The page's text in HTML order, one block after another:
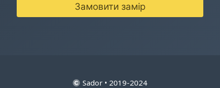
Замовити замір
Sador • 2019-2024